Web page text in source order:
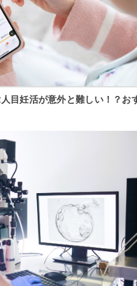
目妊活が意外と難しい！？お